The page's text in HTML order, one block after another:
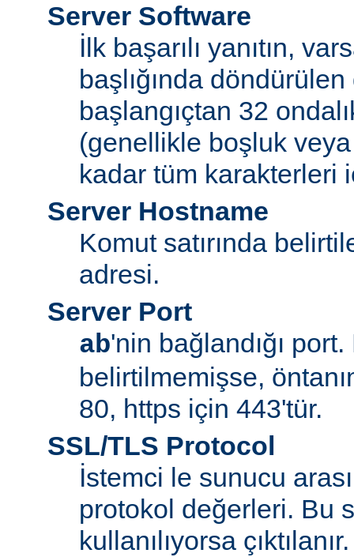
Server Software
İlk başarılı yanıtın,
başlığında
başlangıçtan 32
(genellikle boşluk
kadar tüm karakterleri
Server Hostname
Komut satırında
adresi.
Server Port
ab'nin bağlandığı
belirtilmemişse,
80, https için 443'tür.
SSL/TLS Protocol
İstemci le sunucu
protokol değerleri. Bu
kullanılıyorsa çıktılanır.